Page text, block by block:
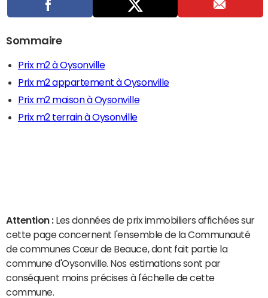
Sommaire
Prix m2 à Oysonville
Prix m2 appartement à Oysonville
Prix m2 maison à Oysonville
Prix m2 terrain à Oysonville
Attention : Les données de prix immobiliers affichées sur
cette page concernent l'ensemble de la Communauté
de communes Cœur de Beauce, dont fait partie la
commune d'Oysonville. Nos estimations sont par
conséquent moins précises à l'échelle de cette
commune.